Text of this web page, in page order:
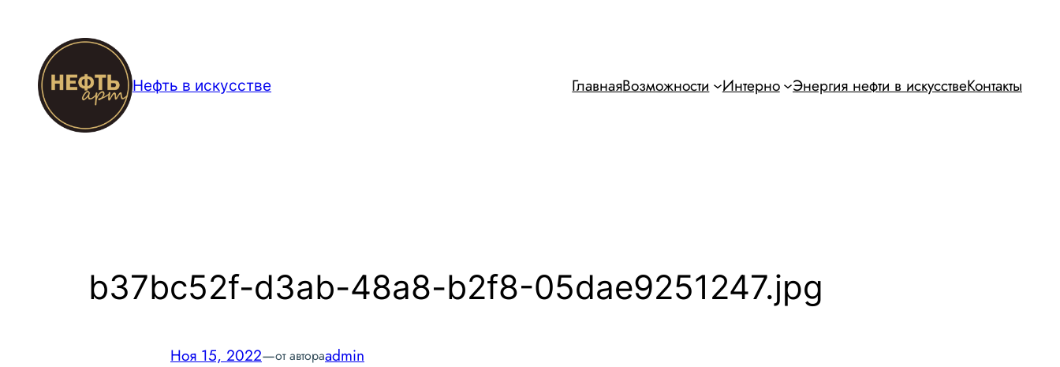
содержимому
Нефть в искусстве ГлавнаяВозможности Интерно Энергия нефти в искусствеКонтакты
b37bc52f-d3ab-48a8-b2f8-05dae9251247.jpg
Ноя 15, 2022—от автораadmin